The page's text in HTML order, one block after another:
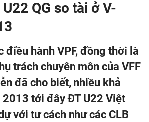
QG so tài ở V-
điều hành VPF, đồng thời là
trách chuyên môn của VFF
đã cho biết, nhiều khả
2013 tới đây ĐT U22 Việt
với tư cách như các CLB